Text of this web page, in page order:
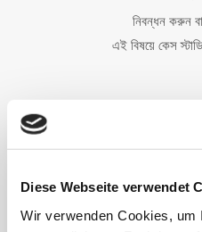
Diese Webseite verwendet
Wir verwenden Cookies, um
নিবন্ধন করুন
এই বিষয়ে কেস